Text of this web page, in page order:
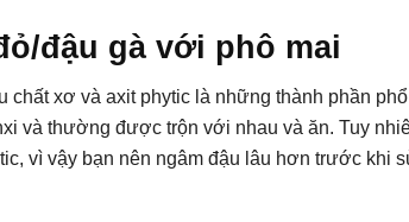
đậu gà với phô mai
xơ và axit phytic là những thành phần
và thường được trộn với nhau và ăn. Tuy
vì vậy bạn nên ngâm đậu lâu hơn trước khi